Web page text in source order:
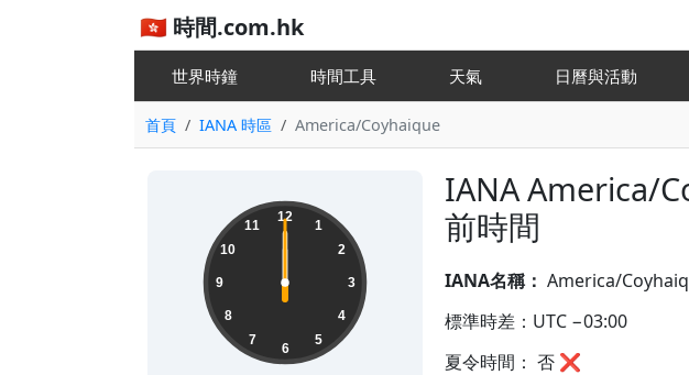
🇭🇰 時間.com.hk
世界時鐘 時間工具 天氣 日曆與活動
首頁 IANA 時區 America/Coyhaique
IANA America/
前時間
12
1
2
3
4
5
6
7
8
9
10
11
IANA名稱： America/
標準時差：UTC −03:00
夏令時間： 否 ❌